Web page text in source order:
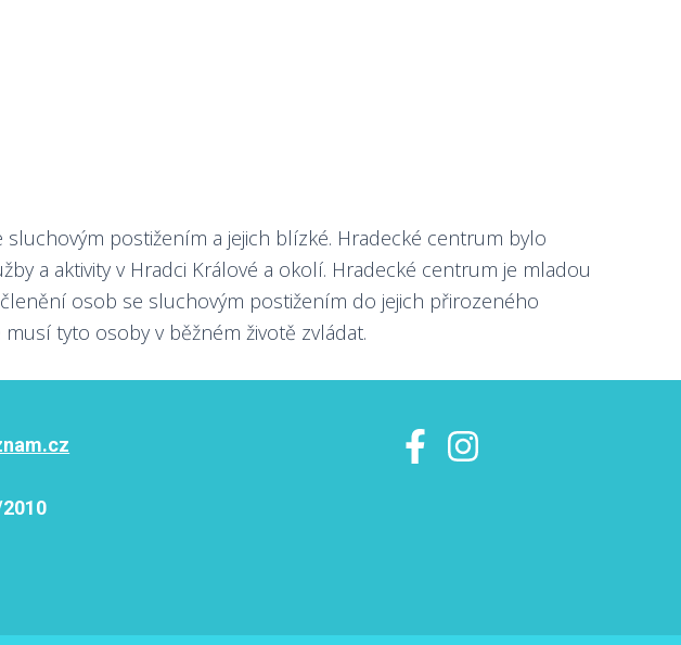
postižením a jejich blízké. Hradecké centrum bylo
a aktivity v Hradci Králové a okolí. Hradecké centrum je mladou
osob se sluchovým postižením do jejich přirozeného
tyto osoby v běžném životě zvládat.